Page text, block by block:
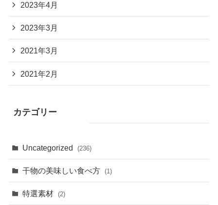
2023年4月
2023年3月
2021年3月
2021年2月
カテゴリー
Uncategorized (236)
干物の美味しい食べ方 (1)
特選素材 (2)